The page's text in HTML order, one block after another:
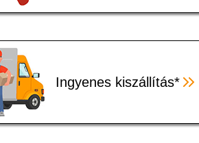
Ingyenes kiszállítás*